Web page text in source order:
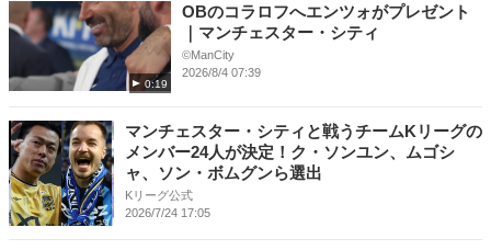
0:19
OBのコラロフへエンツォがプレゼント
｜マンチェスター・シティ
©ManCity
2026/8/4 07:39
マンチェスター・シティと戦うチームKリーグの
メンバー24人が決定！ク・ソンユン、ムゴシ
ャ、ソン・ボムグンら選出
Kリーグ公式
2026/7/24 17:05